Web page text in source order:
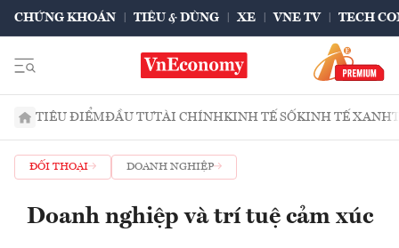
CHỨNG KHOÁN TIÊU & DÙNG XE VNE TV TECH
TIÊU ĐIỂMĐẦU TƯTÀI CHÍNHKINH TẾ SỐKINH TẾ XANH
ĐỐI THOẠI DOANH NGHIỆP
Doanh nghiệp và trí tuệ cảm xúc